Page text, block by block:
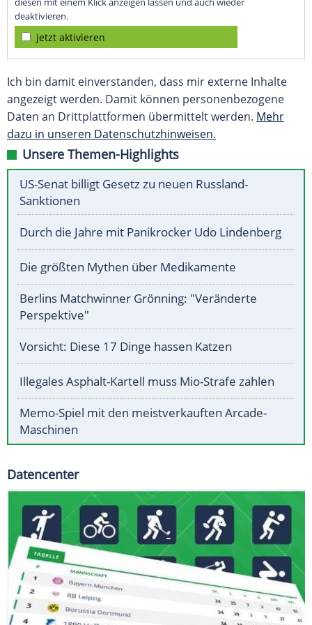
deaktivieren.
jetzt aktivieren
Ich bin damit einverstanden, dass mir externe Inhalte
angezeigt werden. Damit können personenbezogene
Daten an Drittplattformen übermittelt werden. Mehr
dazu in unseren Datenschutzhinweisen.
Unsere Themen-Highlights
US-Senat billigt Gesetz zu neuen Russland-
Sanktionen
Durch die Jahre mit Panikrocker Udo Lindenberg
Die größten Mythen über Medikamente
Berlins Matchwinner Grönning: "Veränderte
Perspektive"
Vorsicht: Diese 17 Dinge hassen Katzen
Illegales Asphalt-Kartell muss Mio-Strafe zahlen
Memo-Spiel mit den meistverkauften Arcade-
Maschinen
Datencenter